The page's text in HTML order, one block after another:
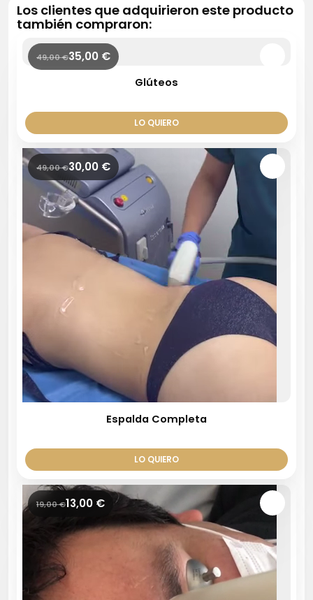
Los clientes que adquirieron este producto
también compraron:
49,00€35,00 €
Glúteos
LO QUIERO
49,00€30,00 €
Espalda Completa
LO QUIERO
19,00€13,00 €